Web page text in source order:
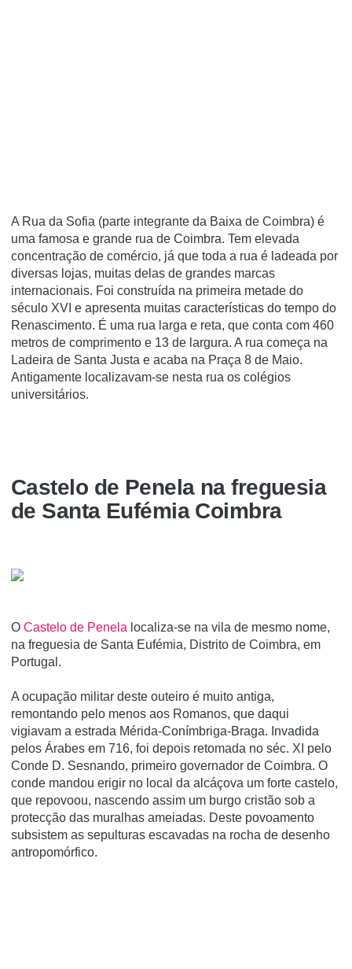
A Rua da Sofia (parte integrante da Baixa de Coimbra) é
uma famosa e grande rua de Coimbra. Tem elevada
concentração de comércio, já que toda a rua é ladeada por
diversas lojas, muitas delas de grandes marcas
internacionais. Foi construí­da na primeira metade do
século XVI e apresenta muitas caracterí­sticas do tempo do
Renascimento. É uma rua larga e reta, que conta com 460
metros de comprimento e 13 de largura. A rua começa na
Ladeira de Santa Justa e acaba na Praça 8 de Maio.
Antigamente localizavam-se nesta rua os colégios
universitários.
Castelo de Penela na freguesia
de Santa Eufémia Coimbra
O Castelo de Penela localiza-se na vila de mesmo nome,
na freguesia de Santa Eufémia, Distrito de Coimbra, em
Portugal.
A ocupação militar deste outeiro é muito antiga,
remontando pelo menos aos Romanos, que daqui
vigiavam a estrada Mérida-Conímbriga-Braga. Invadida
pelos Árabes em 716, foi depois retomada no séc. XI pelo
Conde D. Sesnando, primeiro governador de Coimbra. O
conde mandou erigir no local da alcáçova um forte castelo,
que repovoou, nascendo assim um burgo cristão sob a
protecção das muralhas ameiadas. Deste povoamento
subsistem as sepulturas escavadas na rocha de desenho
antropomórfico.